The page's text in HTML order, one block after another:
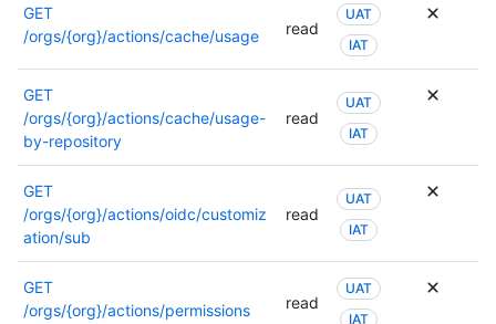
obtener
los
GET
/orgs/{org}/actions/cache/usage
read
UAT
IAT
GET
/orgs/{org}/actions/cache/usage-
by-repository
read
UAT
IAT
GET
/orgs/{org}/actions/oidc/customiz
ation/sub
read
UAT
IAT
GET
/orgs/{org}/actions/permissions
read
UAT
IAT